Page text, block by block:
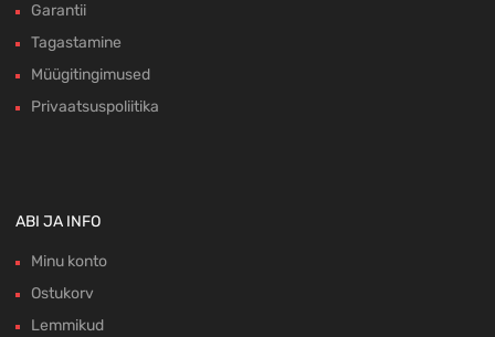
Garantii
Tagastamine
Müügitingimused
Privaatsuspoliitika
ABI JA INFO
Minu konto
Ostukorv
Lemmikud